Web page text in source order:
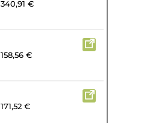
340,91 €
158,56 €
171,52 €